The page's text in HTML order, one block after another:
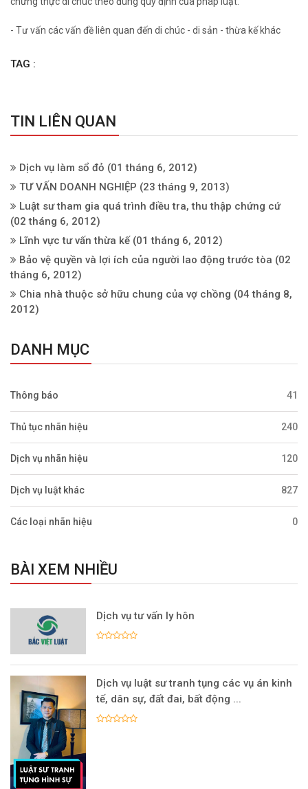
- Tư vấn các vấn đề liên quan đến di chúc - di sản - thừa kế khác
TAG :
TIN LIÊN QUAN
Dịch vụ làm sổ đỏ (01 tháng 6, 2012)
TƯ VẤN DOANH NGHIỆP (23 tháng 9, 2013)
Luật sư tham gia quá trình điều tra, thu thập chứng cứ
(02 tháng 6, 2012)
Lĩnh vực tư vấn thừa kế(01 tháng 6, 2012)
Bảo vệ quyền và lợi ích của người lao động trước tòa (02
tháng 6, 2012)
Chia nhà thuộc sở hữu chung của vợ chồng (04 tháng 8,
2012)
DANH MỤC
Thông báo 41
Thủ tục nhãn hiệu 240
Dịch vụ nhãn hiệu 120
Dịch vụ luật khác 827
Các loại nhãn hiệu 0
BÀI XEM NHIỀU
Dịch vụ tư vấn ly hôn
Dịch vụ luật sư tranh tụng các vụ án kinh
tế, dân sự, đất đai, bất động ...